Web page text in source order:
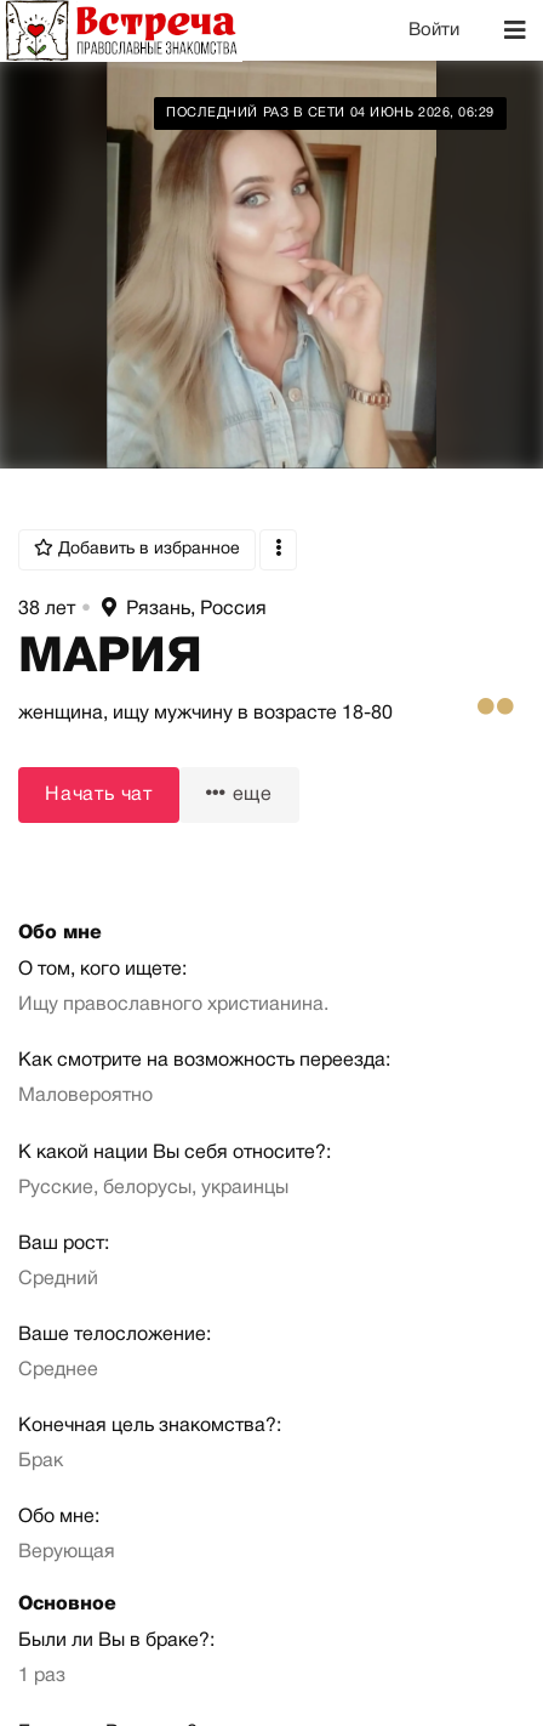
Войти
ПОСЛЕДНИЙ РАЗ В СЕТИ 04 ИЮНЬ 2026, 06:29
Добавить в избранное
38 лет • Рязань, Россия
МАРИЯ
женщина, ищу мужчину в возрасте 18-80
Начать чат еще
Обо мне
О том, кого ищете:
Ищу православного христианина.
Как смотрите на возможность переезда:
Маловероятно
К какой нации Вы себя относите?:
Русские, белорусы, украинцы
Ваш рост:
Средний
Ваше телосложение:
Среднее
Конечная цель знакомства?:
Брак
Обо мне:
Верующая
Основное
Были ли Вы в браке?:
1 раз